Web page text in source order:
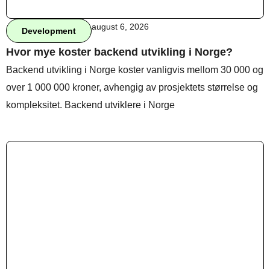
Development august 6, 2026
Hvor mye koster backend utvikling i Norge?
Backend utvikling i Norge koster vanligvis mellom 30 000 og
over 1 000 000 kroner, avhengig av prosjektets størrelse og
kompleksitet. Backend utviklere i Norge
Behandle ditt samtykke
For å gi best mulig opplevelse bruker vi
informasjonskapsler for å lagre eller få tilgang til
enhetsdata. Å nekte samtykke kan begrense enkelte
funksjoner.